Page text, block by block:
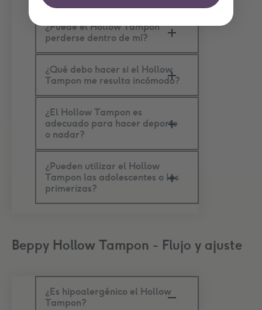
¿Puede el Hollow Tampon
perderse dentro de mí?
¿Qué debo hacer si el Hollow
Tampon me resulta incómodo?
¿El Hollow Tampon es
adecuado para hacer deporte
o nadar?
¿Pueden utilizar el Hollow
Tampon las adolescentes o las
primerizas?
Beppy Hollow Tampon - Flujo y ajuste
¿Es hipoalergénico el Hollow
Tampon?